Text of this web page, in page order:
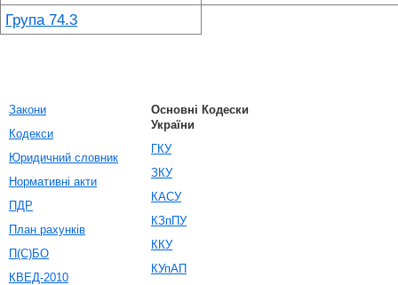
Група 74.3
Закони
Кодекси
Юридичний словник
Нормативні акти
ПДР
План рахунків
П(С)БО
КВЕД-2010
Основні Кодески
України
ГКУ
ЗКУ
КАСУ
КЗпПУ
ККУ
КУпАП